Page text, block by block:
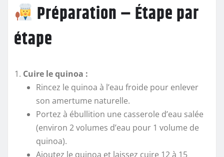
Préparation – Étape par
étape
Cuire le quinoa :
Rincez le quinoa à l’eau froide pour enlever
son amertume naturelle.
Portez à ébullition une casserole d’eau salée
(environ 2 volumes d’eau pour 1 volume de
quinoa).
Ajoutez le quinoa et laissez cuire 12 à 15